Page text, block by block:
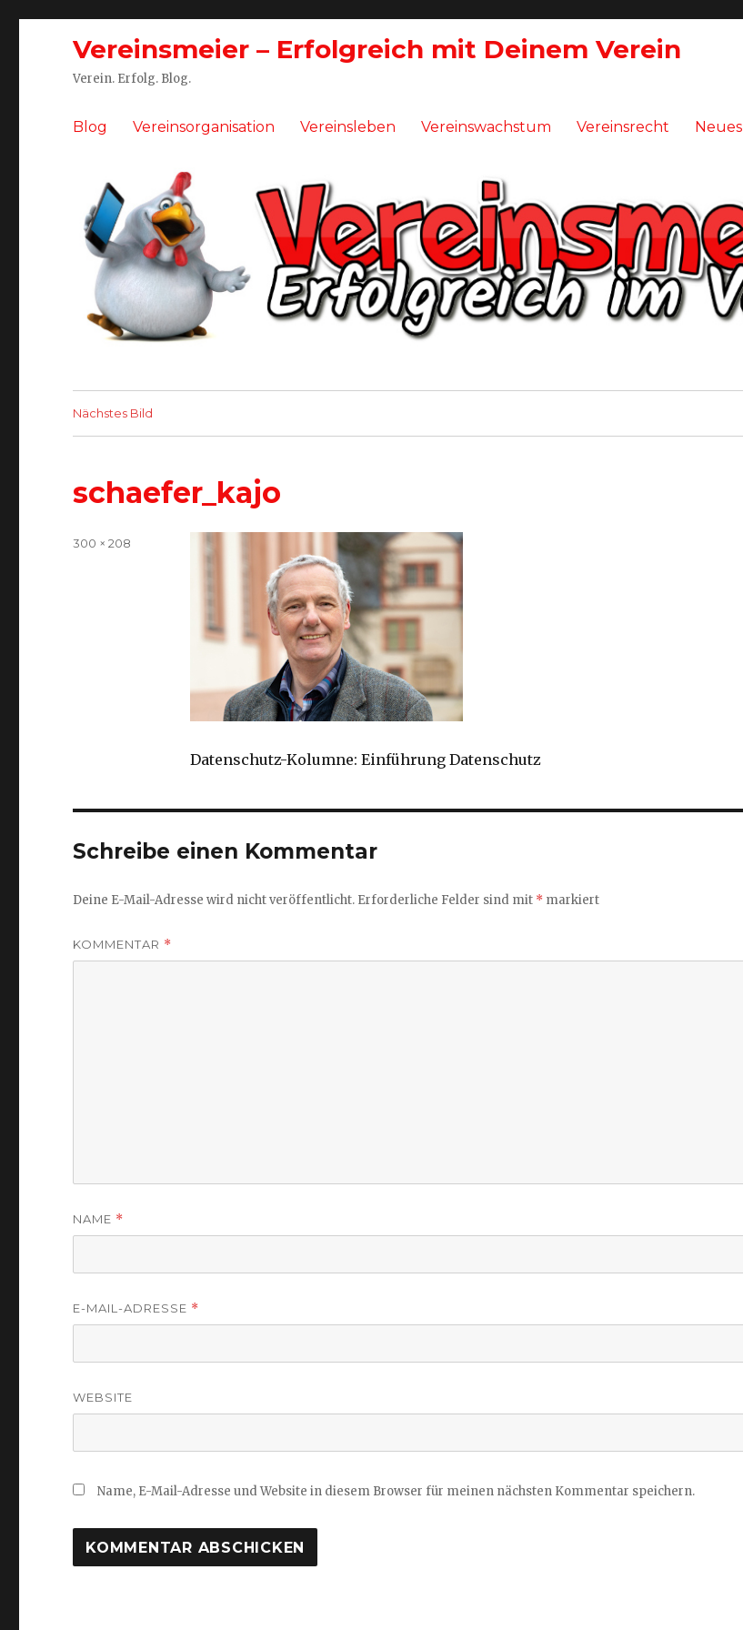
Vereinsmeier – Erfolgreich mit Deinem Verein
Verein. Erfolg. Blog.
Blog Vereinsorganisation Vereinsleben Vereinswachstum Vereinsrecht Neues
Nächstes Bild
schaefer_kajo
Datenschutz-Kolumne: Einführung Datenschutz
Volle
300 × 208
Schreibe einen Kommentar
Deine E-Mail-Adresse wird nicht veröffentlicht. Erforderliche Felder sind mit * markiert
KOMMENTAR *
NAME *
E-MAIL-ADRESSE *
WEBSITE
Name, E-Mail-Adresse und Website in diesem Browser für meinen nächsten Kommentar speichern.